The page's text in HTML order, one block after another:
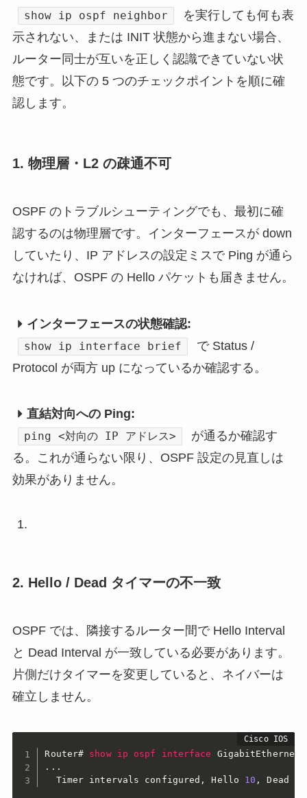
show ip ospf neighbor
を実行しても何も表
示されない、または INIT 状態から進まない場合、
ルーター同士が互いを正しく認識できていない状
態です。以下の 5 つのチェックポイントを順に確
認します。
1. 物理層・L2 の疎通不可
OSPF のトラブルシューティングでも、最初に確
認するのは物理層です。インターフェースが down
していたり、IP アドレスの設定ミスで Ping が通ら
なければ、OSPF の Hello パケットも届きません。
インターフェースの状態確認:
show ip interface brief
で Status /
Protocol が両方 up になっているか確認する。
直結対向への Ping:
ping <対向の IP アドレス>
が通るか確認す
る。これが通らない限り、OSPF 設定の見直しは
効果がありません。
2. Hello / Dead タイマーの不一致
OSPF では、隣接するルーター間で Hello Interval
と Dead Interval が一致している必要があります。
片側だけタイマーを変更していると、ネイバーは
確立しません。
Router# show ip ospf interface
...
  Timer intervals configured
, Hello 10 , Dead